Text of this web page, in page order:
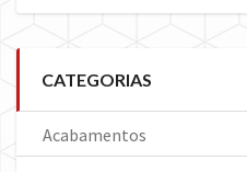
CATEGORIAS
Acabamentos